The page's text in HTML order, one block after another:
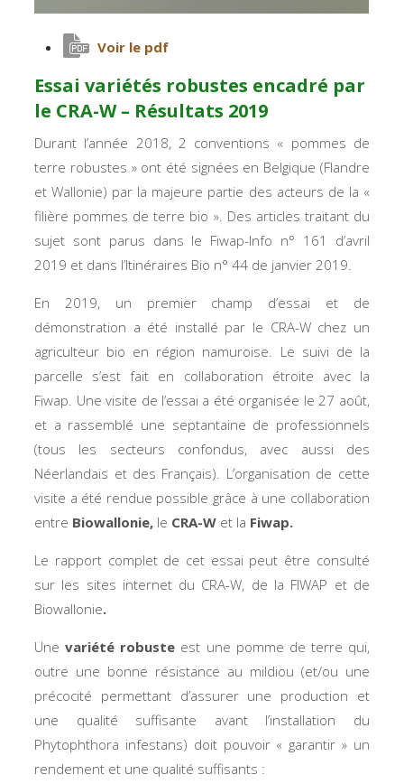
Voir le pdf
Essai variétés robustes encadré par
le CRA-W – Résultats 2019
Durant l’année 2018, 2 conventions « pommes de
terre robustes » ont été signées en Belgique (Flandre
et Wallonie) par la majeure partie des acteurs de la «
filière pommes de terre bio ». Des articles traitant du
sujet sont parus dans le Fiwap-Info n° 161 d’avril
2019 et dans l’Itinéraires Bio n° 44 de janvier 2019.
En 2019, un premier champ d’essai et de
démonstration a été installé par le CRA-W chez un
agriculteur bio en région namuroise. Le suivi de la
parcelle s’est fait en collaboration étroite avec la
Fiwap. Une visite de l’essai a été organisée le 27 août,
et a rassemblé une septantaine de professionnels
(tous les secteurs confondus, avec aussi des
Néerlandais et des Français). L’organisation de cette
visite a été rendue possible grâce à une collaboration
entre Biowallonie, le CRA-W et la Fiwap.
Le rapport complet de cet essai peut être consulté
sur les sites internet du CRA-W, de la FIWAP et de
Biowallonie.
Unevariété robuste est une pomme de terre qui,
outre une bonne résistance au mildiou (et/ou une
précocité permettant d’assurer une production et
une qualité suffisante avant l’installation du
Phytophthora infestans) doit pouvoir « garantir » un
rendement et une qualité suffisants :